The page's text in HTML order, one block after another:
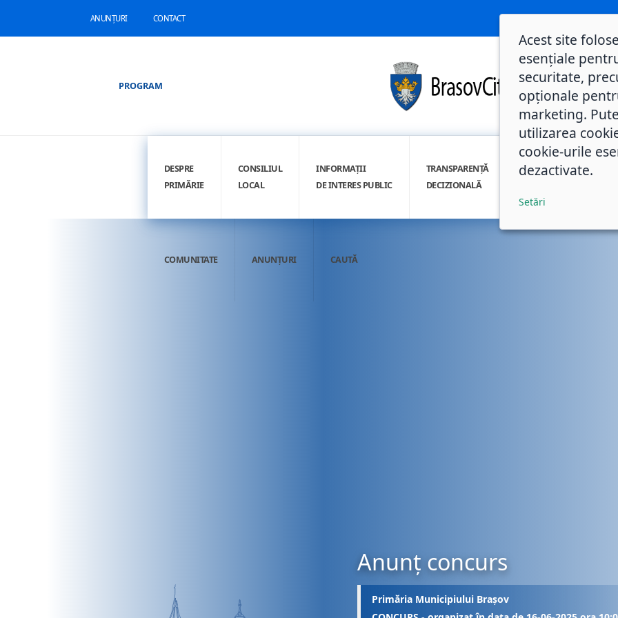
ANUNȚURI CONTACT
PROGRAM
DESPRE
PRIMĂRIE
CONSILIUL
LOCAL
INFORMAȚII
DE INTERES PUBLIC
TRANSPARENȚĂ
DECIZIONALĂ
INTEGRITATE
COMUNITATE ANUNȚURI CAUTĂ
Anunț concurs
Primăria Municipiului Brașov
Acest site
esențiale
securitate,
opționale
marketing.
utilizarea
cookie-urile
dezactivate.
Setări